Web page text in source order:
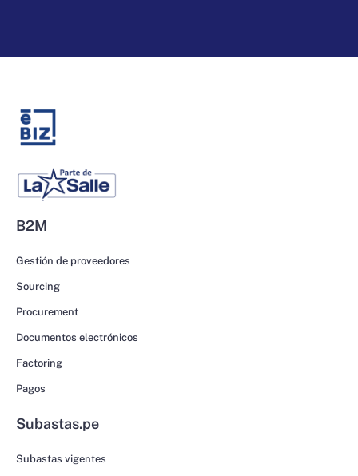
B2M
Gestión de proveedores
Sourcing
Procurement
Documentos electrónicos
Factoring
Pagos
Subastas.pe
Subastas vigentes